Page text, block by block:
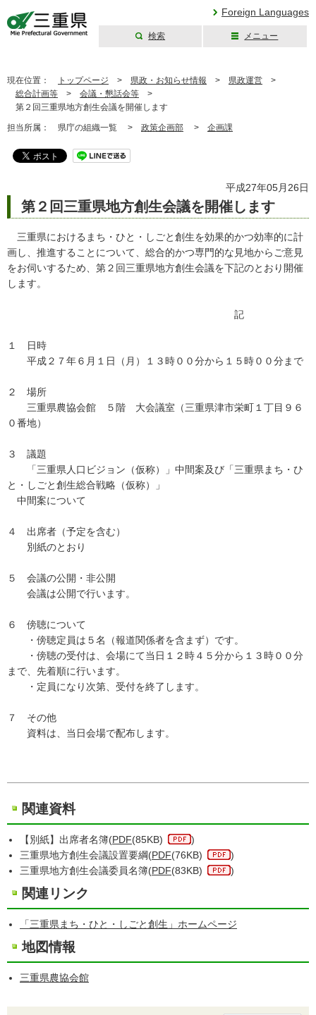
Foreign Languages
検索 メニュー
現在位置： トップページ > 県政・お知らせ情報 > 県政運営 >
総合計画等 > 会議・懇話会等 >
第２回三重県地方創生会議を開催します
担当所属： 県庁の組織一覧 > 政策企画部 > 企画課
平成27年05月26日
第２回三重県地方創生会議を開催します
三重県におけるまち・ひと・しごと創生を効果的かつ効率的に計
画し、推進することについて、総合的かつ専門的な見地からご意見
をお伺いするため、第２回三重県地方創生会議を下記のとおり開催
します。
記
１ 日時
平成２７年６月１日（月）１３時００分から１５時００分まで
２ 場所
三重県農協会館 ５階 大会議室（三重県津市栄町１丁目９６
０番地）
３ 議題
「三重県人口ビジョン（仮称）」中間案及び「三重県まち・ひ
と・しごと創生総合戦略（仮称）」
中間案について
４ 出席者（予定を含む）
別紙のとおり
５ 会議の公開・非公開
会議は公開で行います。
６ 傍聴について
・傍聴定員は５名（報道関係者を含まず）です。
・傍聴の受付は、会場にて当日１２時４５分から１３時００分
まで、先着順に行います。
・定員になり次第、受付を終了します。
７ その他
資料は、当日会場で配布します。
関連資料
【別紙】出席者名簿(PDF(85KB)
)
三重県地方創生会議設置要綱(PDF(76KB)
)
三重県地方創生会議委員名簿(PDF(83KB) )
関連リンク
「三重県まち・ひと・しごと創生」ホームページ
地図情報
三重県農協会館